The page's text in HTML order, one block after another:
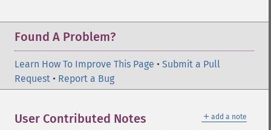
Found A Problem?
Learn How To Improve This Page • Submit a Pull
Request • Report a Bug
＋ add a note
User Contributed Notes